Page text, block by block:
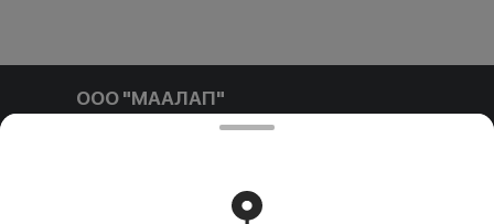
ООО "МААЛАП"
ООО "МААЛАП" УНП 791411769 212001, г. Могилев, ул.
района г. Могилева 16.09.2025 г.
Работает на эффективном ядре